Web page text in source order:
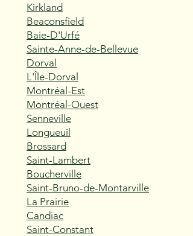
Kirkland
Beaconsfield
Baie-D'Urfé
Sainte-Anne-de-Bellevue
Dorval
L'Île-Dorval
Montréal-Est
Montréal-Ouest
Senneville
Longueuil
Brossard
Saint-Lambert
Boucherville
Saint-Bruno-de-Montarville
La Prairie
Candiac
Saint-Constant